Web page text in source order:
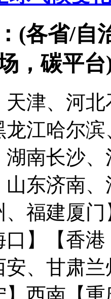
(各省/自
，碳平台
津、河
龙江哈尔
湖南长沙
东济南
、福建厦门
】
【香
、甘肃